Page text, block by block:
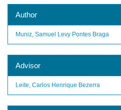
Author
Muniz, Samuel Levy Pontes Braga
Advisor
Leite, Carlos Henrique Bezerra